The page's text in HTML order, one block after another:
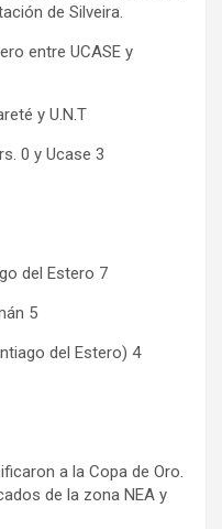
de Silveira.
entre UCASE y
y U.N.T
0 y Ucase 3
del Estero 7
5
del Estero) 4
a la Copa de Oro.
de la zona NEA y